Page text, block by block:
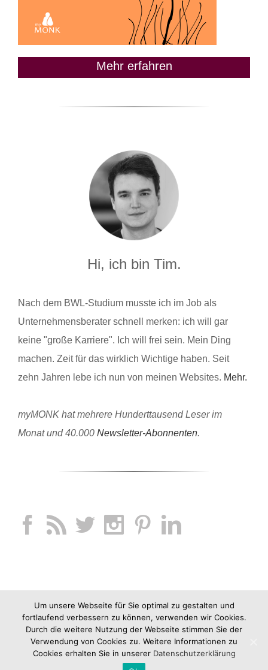
Mehr erfahren
Hi, ich bin Tim.
Nach dem BWL-Studium musste ich im Job als
Unternehmensberater schnell merken: ich will gar
keine "große Karriere". Ich will frei sein. Mein Ding
machen. Zeit für das wirklich Wichtige haben. Seit
zehn Jahren lebe ich nun von meinen Websites. Mehr.
myMONK hat mehrere Hunderttausend Leser im
Monat und 40.000 Newsletter-Abonnenten.
Um unsere Webseite für Sie optimal zu gestalten und
fortlaufend verbessern zu können, verwenden wir Cookies.
Durch die weitere Nutzung der Webseite stimmen Sie der
Verwendung von Cookies zu. Weitere Informationen zu
Cookies erhalten Sie in unserer Datenschutzerklärung